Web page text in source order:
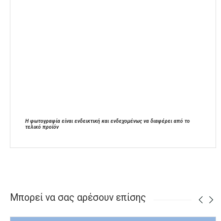
Η φωτογραφία είναι ενδεικτική και ενδεχομένως να διαφέρει από το
τελικό προϊόν
Μπορεί να σας αρέσουν επίσης